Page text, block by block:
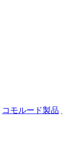
コモルード製品